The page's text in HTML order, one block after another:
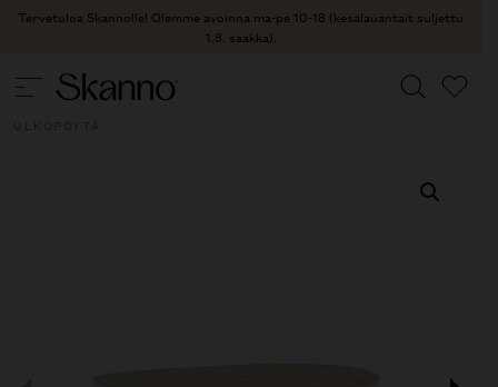
Tervetuloa Skannolle! Olemme avoinna ma-pe 10-18 (kesälauantait suljettu
1.8. saakka).